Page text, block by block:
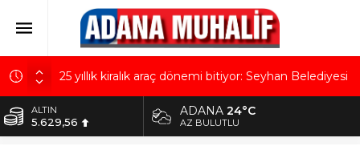
25 yıllık kiralık araç dönemi bitiyor: Seyhan Belediyesi
Sarıçam Demirspor’un genç yıldızı Adana Beşiktaş
Kulübü’nde
ALTIN
5.629,56
ADANA24°C
AZ BULUTLU